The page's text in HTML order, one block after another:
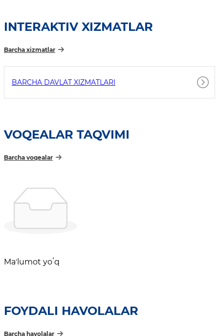
INTERAKTIV XIZMATLAR
Barcha xizmatlar
BARCHA DAVLAT XIZMATLARI
VOQEALAR TAQVIMI
Barcha voqealar
Maʼlumot yoʻq
FOYDALI HAVOLALAR
Barcha havolalar